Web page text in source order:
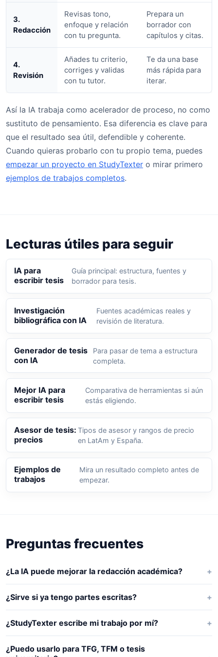
3.
Redacción
Revisas tono,
enfoque y relación
con tu pregunta.
Prepara un
borrador con
capítulos y citas.
4.
Revisión
Añades tu criterio,
corriges y validas
con tu tutor.
Te da una base
más rápida para
iterar.
Así la IA trabaja como acelerador de proceso, no como
sustituto de pensamiento. Esa diferencia es clave para
que el resultado sea útil, defendible y coherente.
Cuando quieras probarlo con tu propio tema, puedes
empezar un proyecto en StudyTexter o mirar primero
ejemplos de trabajos completos.
Lecturas útiles para seguir
IA para
escribir tesis
Guía principal: estructura, fuentes y
borrador para tesis.
Investigación
bibliográfica con IA
Fuentes académicas reales y
revisión de literatura.
Generador de tesis
con IA
Para pasar de tema a estructura
completa.
Mejor IA para
escribir tesis
Comparativa de herramientas si aún
estás eligiendo.
Asesor de tesis:
precios
Tipos de asesor y rangos de precio
en LatAm y España.
Ejemplos de
trabajos
Mira un resultado completo antes de
empezar.
Preguntas frecuentes
¿La IA puede mejorar la redacción académica?
¿Sirve si ya tengo partes escritas?
¿StudyTexter escribe mi trabajo por mí?
¿Puedo usarlo para TFG, TFM o tesis